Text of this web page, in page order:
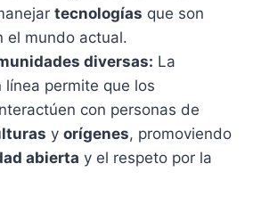
tecnologías que son
el mundo actual.
diversas: La
línea permite que los
con personas de
y orígenes, promoviendo
abierta y el respeto por la